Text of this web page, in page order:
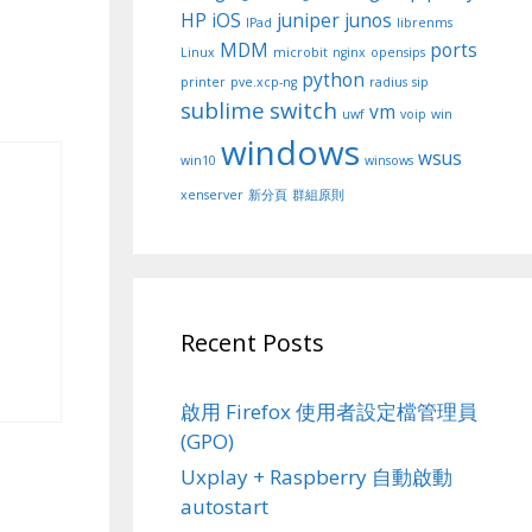
HP iOS IPad juniper junos librenms
Linux MDM microbit nginx opensips ports
printer pve.xcp-ng python radius sip
sublime switch uwf vm voip win
win10 windows winsows wsus
xenserver 新分頁 群組原則
Recent Posts
啟用 Firefox 使用者設定檔管理員
(GPO)
Uxplay + Raspberry 自動啟動
autostart